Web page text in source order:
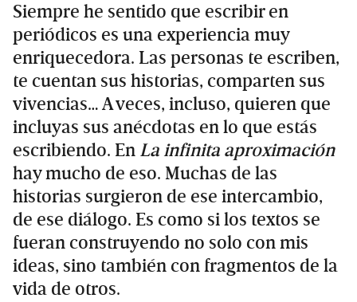
Siempre he sentido que escribir en
periódicos es una experiencia muy
enriquecedora. Las personas te escriben,
te cuentan sus historias, comparten sus
vivencias… A veces, incluso, quieren que
incluyas sus anécdotas en lo que estás
escribiendo. En La infinita aproximación
hay mucho de eso. Muchas de las
historias surgieron de ese intercambio,
de ese diálogo. Es como si los textos se
fueran construyendo no solo con mis
ideas, sino también con fragmentos de la
vida de otros.